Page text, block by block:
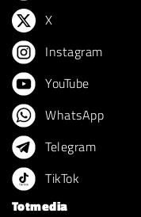
X
Instagram
YouTube
WhatsApp
Telegram
TikTok
Totmedia